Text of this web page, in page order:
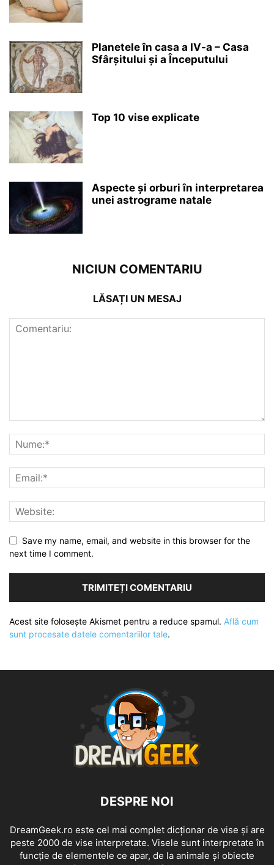
Planetele în casa a IV-a – Casa
Sfârșitului și a Începutului
Top 10 vise explicate
Aspecte și orburi în interpretarea
unei astrograme natale
NICIUN COMENTARIU
LĂSAȚI UN MESAJ
Save my name, email, and website in this browser for the
next time I comment.
Acest site folosește Akismet pentru a reduce spamul. Află cum
sunt procesate datele comentariilor tale.
DESPRE NOI
DreamGeek.ro este cel mai complet dicționar de vise și are
peste 2000 de vise interpretate. Visele sunt interpretate în
funcție de elementele ce apar, de la animale și obiecte